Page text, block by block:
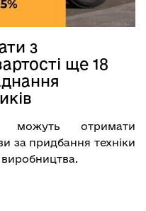
з
ще 18
можуть отримати
за придбання техніки